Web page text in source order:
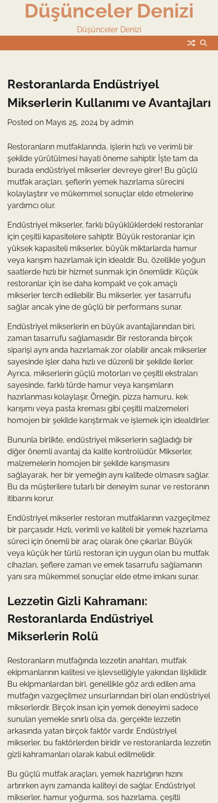
Düşünceler Denizi
Düşünceler Denizi
Restoranlarda Endüstriyel
Mikserlerin Kullanımı ve Avantajları
Posted on Mayıs 25, 2024 by admin
Restoranların mutfaklarında, işlerin hızlı ve verimli bir
şekilde yürütülmesi hayati öneme sahiptir. İşte tam da
burada endüstriyel mikserler devreye girer! Bu güçlü
mutfak araçları, şeflerin yemek hazırlama sürecini
kolaylaştırır ve mükemmel sonuçlar elde etmelerine
yardımcı olur.
Endüstriyel mikserler, farklı büyüklüklerdeki restoranlar
için çeşitli kapasitelere sahiptir. Büyük restoranlar için
yüksek kapasiteli mikserler, büyük miktarlarda hamur
veya karışım hazırlamak için idealdir. Bu, özellikle yoğun
saatlerde hızlı bir hizmet sunmak için önemlidir. Küçük
restoranlar için ise daha kompakt ve çok amaçlı
mikserler tercih edilebilir. Bu mikserler, yer tasarrufu
sağlar ancak yine de güçlü bir performans sunar.
Endüstriyel mikserlerin en büyük avantajlarından biri,
zaman tasarrufu sağlamasıdır. Bir restoranda birçok
siparişi aynı anda hazırlamak zor olabilir ancak mikserler
sayesinde işler daha hızlı ve düzenli bir şekilde ilerler.
Ayrıca, mikserlerin güçlü motorları ve çeşitli ekstraları
sayesinde, farklı türde hamur veya karışımların
hazırlanması kolaylaşır. Örneğin, pizza hamuru, kek
karışımı veya pasta kreması gibi çeşitli malzemeleri
homojen bir şekilde karıştırmak ve işlemek için idealdirler.
Bununla birlikte, endüstriyel mikserlerin sağladığı bir
diğer önemli avantaj da kalite kontrolüdür. Mikserler,
malzemelerin homojen bir şekilde karışmasını
sağlayarak, her bir yemeğin aynı kalitede olmasını sağlar.
Bu da müşterilere tutarlı bir deneyim sunar ve restoranın
itibarını korur.
Endüstriyel mikserler restoran mutfaklarının vazgeçilmez
bir parçasıdır. Hızlı, verimli ve kaliteli bir yemek hazırlama
süreci için önemli bir araç olarak öne çıkarlar. Büyük
veya küçük her türlü restoran için uygun olan bu mutfak
cihazları, şeflere zaman ve emek tasarrufu sağlamanın
yanı sıra mükemmel sonuçlar elde etme imkanı sunar.
Lezzetin Gizli Kahramanı:
Restoranlarda Endüstriyel
Mikserlerin Rolü
Restoranların mutfağında lezzetin anahtarı, mutfak
ekipmanlarının kalitesi ve işlevselliğiyle yakından ilişkilidir.
Bu ekipmanlardan biri, genellikle göz ardı edilen ama
mutfağın vazgeçilmez unsurlarından biri olan endüstriyel
mikserlerdir. Birçok insan için yemek deneyimi sadece
sunulan yemekle sınırlı olsa da, gerçekte lezzetin
arkasında yatan birçok faktör vardır. Endüstriyel
mikserler, bu faktörlerden biridir ve restoranlarda lezzetin
gizli kahramanları olarak kabul edilmelidir.
Bu güçlü mutfak araçları, yemek hazırlığının hızını
artırırken aynı zamanda kaliteyi de sağlar. Endüstriyel
mikserler, hamur yoğurma, sos hazırlama, çeşitli